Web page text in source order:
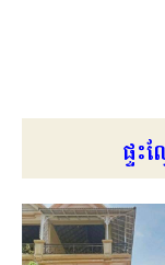
ផ្ទ